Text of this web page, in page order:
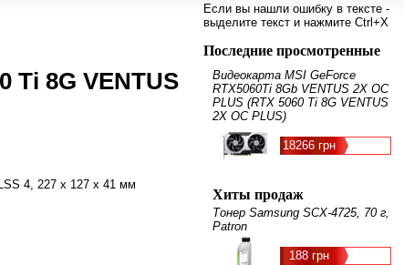
Ti 8G VENTUS
4, 227 х 127 х 41 мм
Если вы нашли ошибку в тексте -
выделите текст и нажмите Ctrl+X
Последние просмотренные
Видеокарта MSI GeForce
RTX5060Ti 8Gb VENTUS 2X OC
PLUS (RTX 5060 Ti 8G VENTUS
2X OC PLUS)
18266 грн
Хиты продаж
Тонер Samsung SCX-4725, 70 г,
Patron
188 грн